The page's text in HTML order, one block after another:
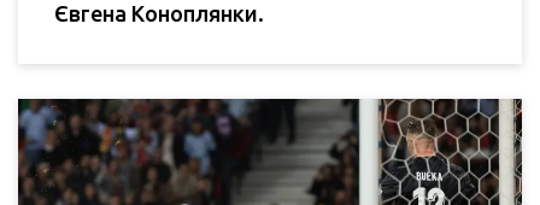
Євгена Коноплянки.